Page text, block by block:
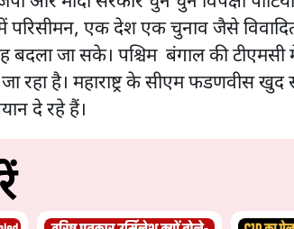
एक देश एक चुनाव जैसे
बदला जा सके। पश्चिम बंगाल की
जा रहा है। महाराष्ट्र के सीएम फडणवीस
दे रहे हैं।